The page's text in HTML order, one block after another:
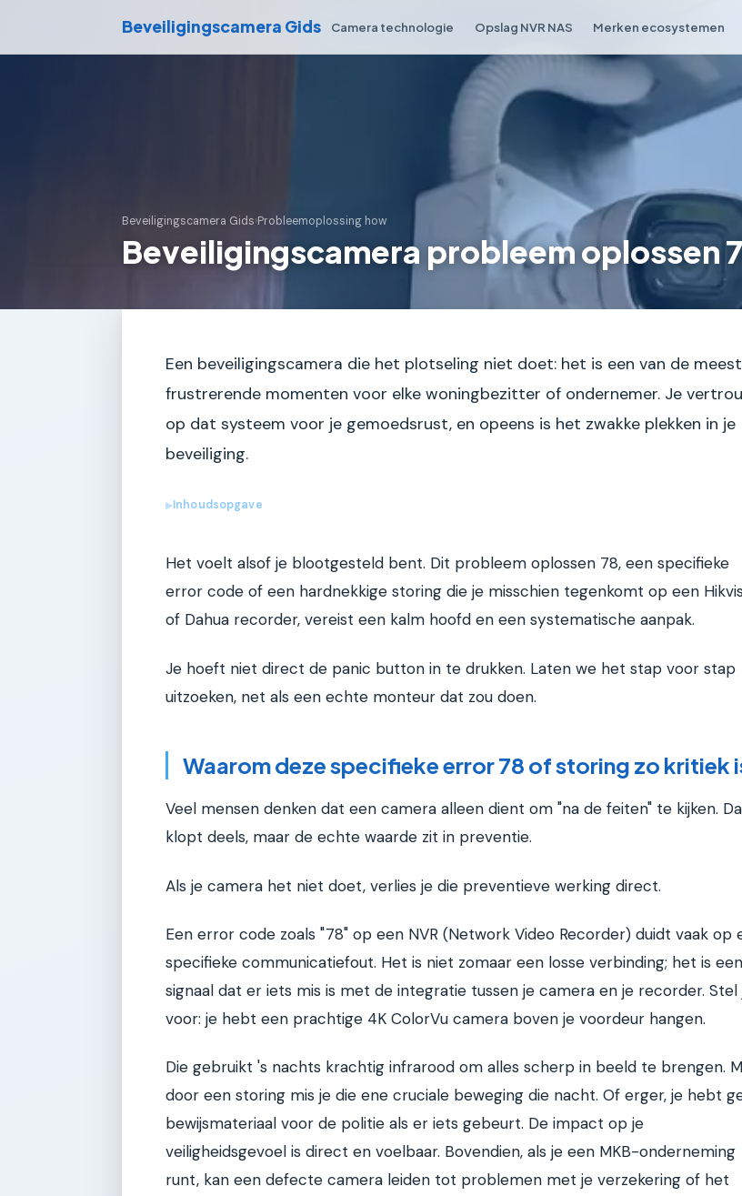
Beveiligingscamera Gids Camera technologie Opslag NVR NAS Merken ecosystemen
Beveiligingscamera Gids›Probleemoplossing how
Beveiligingscamera probleem oplossen
Een beveiligingscamera die het plotseling niet doet: het is een van de meest
frustrerende momenten voor elke woningbezitter of ondernemer. Je
op dat systeem voor je gemoedsrust, en opeens is het zwakke plekken in je
beveiliging.
▶Inhoudsopgave
Het voelt alsof je blootgesteld bent. Dit probleem oplossen 78, een specifieke
error code of een hardnekkige storing die je misschien tegenkomt op een
of Dahua recorder, vereist een kalm hoofd en een systematische aanpak.
Je hoeft niet direct de panic button in te drukken. Laten we het stap voor stap
uitzoeken, net als een echte monteur dat zou doen.
Waarom deze specifieke error 78 of storing zo kritiek
Veel mensen denken dat een camera alleen dient om "na de feiten" te kijken.
klopt deels, maar de echte waarde zit in preventie.
Als je camera het niet doet, verlies je die preventieve werking direct.
Een error code zoals "78" op een NVR (Network Video Recorder) duidt vaak op
specifieke communicatiefout. Het is niet zomaar een losse verbinding; het is een
signaal dat er iets mis is met de integratie tussen je camera en je recorder. Stel
voor: je hebt een prachtige 4K ColorVu camera boven je voordeur hangen.
Die gebruikt 's nachts krachtig infrarood om alles scherp in beeld te brengen.
door een storing mis je die ene cruciale beweging die nacht. Of erger, je hebt
bewijsmateriaal voor de politie als er iets gebeurt. De impact op je
veiligheidsgevoel is direct en voelbaar. Bovendien, als je een MKB-onderneming
runt, kan een defecte camera leiden tot problemen met je verzekering of het